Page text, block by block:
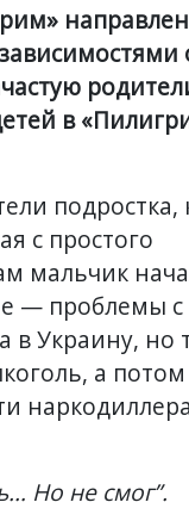
в
подростка,
с простого
мальчик
— проблемы с
Украину, но
а
Но не смог”.